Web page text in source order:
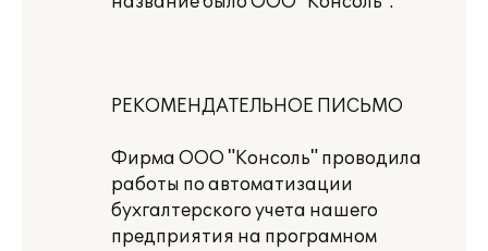
РЕКОМЕНДАТЕЛЬНОЕ ПИСЬМО
Фирма ООО "Консоль" проводила
работы по автоматизации
бухгалтерского учета нашего
предприятия на програмном